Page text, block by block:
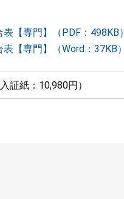
【専門】（PDF：498KB）
【専門】（Word：37KB）
証紙：10,980円）